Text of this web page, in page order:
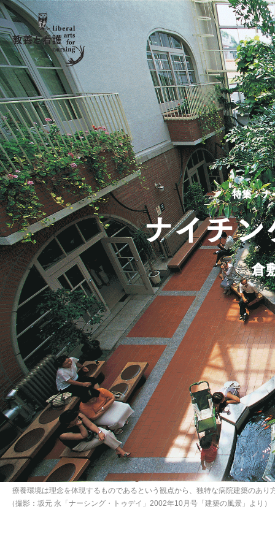
療養環境は理念を体現するものであるという観点から、独特な病院建築のあ
（撮影：坂元 永「ナーシング・トゥデイ」2002年10月号「建築の風景」より）